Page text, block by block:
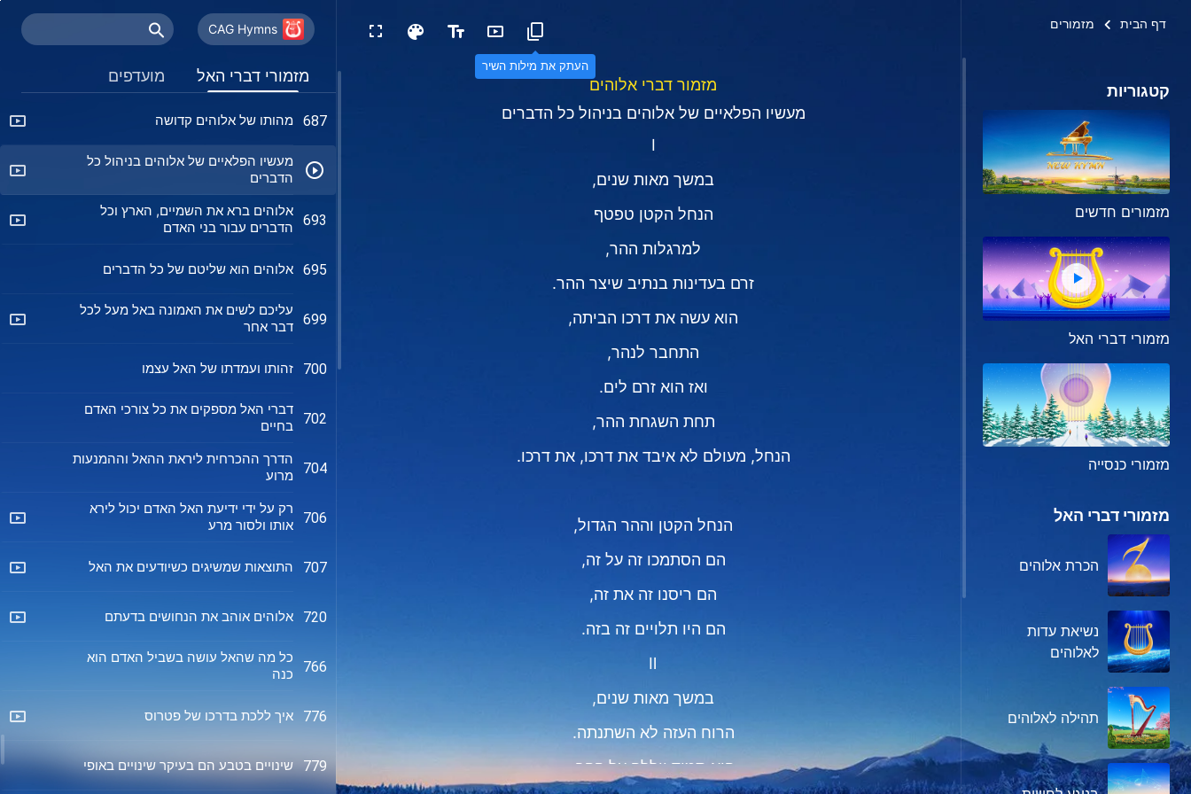
דף הבית מזמורים
העתק את מילות השיר
קטגוריות
מזמורים חדשים
מזמורי דברי האל
מזמורי כנסייה
מזמורי דברי האל
הכרת אלוהים
נשיאת עדות
לאלוהים
תהילה לאלוהים
מזמור דברי אלוהים
מעשיו הפלאיים של אלוהים בניהול כל הדברים
Ⅰ
במשך מאות שנים,
הנחל הקטן טפטף
למרגלות ההר,
זרם בעדינות בנתיב שיצר ההר.
הוא עשה את דרכו הביתה,
התחבר לנהר,
ואז הוא זרם לים.
תחת השגחת ההר,
הנחל, מעולם לא איבד את דרכו, את דרכו.
הנחל הקטן וההר הגדול,
הם הסתמכו זה על זה,
הם ריסנו זה את זה,
הם היו תלויים זה בזה.
Ⅱ
במשך מאות שנים,
הרוח העזה לא השתנתה.
היא תמיד ייללה על ההר,
CAG Hymns
מזמורי דברי האל מועדפים
683
השטן שולט במחשבות האדם באמצעות
תהילה ורווח
686
לעולם
687 מהותו של אלוהים קדושה
מעשיו הפלאיים של אלוהים בניהול כל
הדברים
693
אלוהים ברא את השמיים, הארץ וכל
הדברים עבור בני האדם
695 אלוהים הוא שליטם של כל הדברים
699
עליכם לשים את האמונה באל מעל לכל
דבר אחר
700 זהותו ועמדתו של האל עצמו
702
דברי האל מספקים את כל צורכי האדם
בחיים
704
הדרך ההכרחית ליראת ההאל וההמנעות
מרוע
706
רק על ידי ידיעת האל האדם יכול לירא
אותו ולסור מרע
707 התוצאות שמשיגים כשיודעים את האל
720 אלוהים אוהב את הנחושים בדעתם
766
כל מה שהאל עושה בשביל האדם הוא
כנה
776 איך ללכת בדרכו של פטרוס
779 שינויים בטבע הם בעיקר שינויים באופי